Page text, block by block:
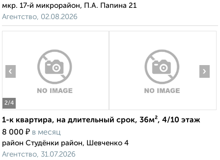
мкр. 17-й микрорайон, П.А. Папина 21
Агентство, 02.08.2026
2/4
‹ ›
1-к квартира, на длительный срок, 36м², 4/10 этаж
8 000 ₽ в месяц
район Студёнки район, Шевченко 4
Агентство, 31.07.2026